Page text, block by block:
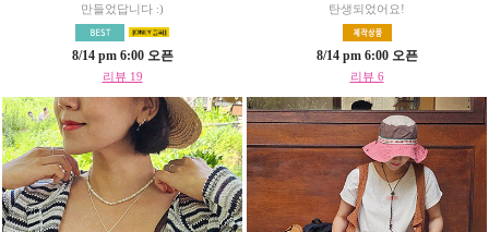
만들었답니다 :)
8/14 pm 6:00 오픈
리뷰 19
탄생되었어요!
8/14 pm 6:00 오픈
리뷰 6